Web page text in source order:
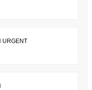
URGENT